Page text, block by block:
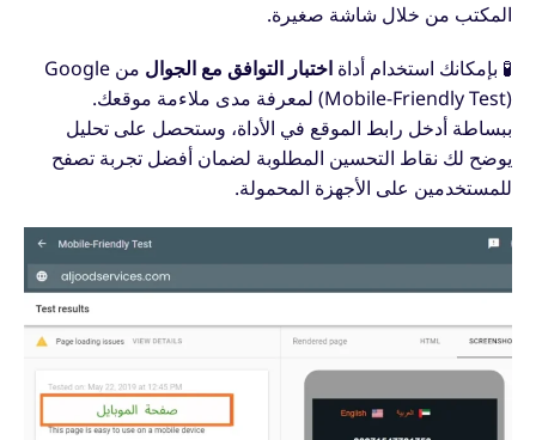
المكتب من خلال شاشة صغيرة.
🧪 بإمكانك استخدام أداة اختبار التوافق مع الجوال
من Google
(Mobile-Friendly Test) لمعرفة مدى ملاءمة موقعك.
ببساطة أدخل رابط الموقع في الأداة، وستحصل على تحليل
يوضح لك نقاط التحسين المطلوبة لضمان أفضل تجربة تصفح
للمستخدمين على الأجهزة المحمولة.